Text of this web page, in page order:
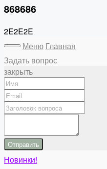
868686
2E2E2E
Меню Главная
Задать вопрос
закрыть
Отправить
Новинки!